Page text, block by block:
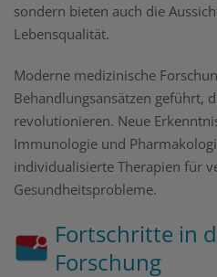
sondern bieten auch die
Lebensqualität.
Moderne medizinische
Behandlungsansätzen geführt,
revolutionieren. Neue
Immunologie und
individualisierte Therapien für
Gesundheitsprobleme.
Fortschritte in
Forschung